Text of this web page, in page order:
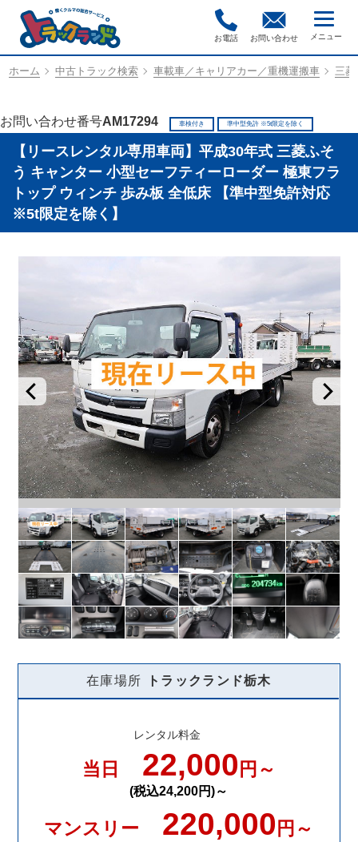
お電話 お問い合わせ
ホーム 中古トラック検索 車載車／キャリアカー／重機運搬車 三
お問い合わせ番号AM17294 車検付き 準中型免許 ※5t限定を除く
【リースレンタル専用車両】平成30年式 三菱ふそ
う キャンター 小型セーフティーローダー 極東フラ
トップ ウィンチ 歩み板 全低床 【準中型免許対応
※5t限定を除く】
在庫場所 トラックランド栃木
レンタル料金
当日 22,000 円～
(税込24,200円)～
マンスリー 220,000 円～